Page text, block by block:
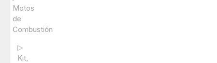
Motos
de
Combustión
▷
Kit,